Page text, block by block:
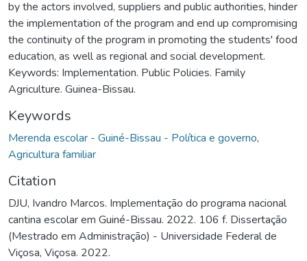
by the actors involved, suppliers and public authorities, hinder
the implementation of the program and end up compromising
the continuity of the program in promoting the students' food
education, as well as regional and social development.
Keywords: Implementation. Public Policies. Family
Agriculture. Guinea-Bissau.
Keywords
Merenda escolar - Guiné-Bissau - Política e governo,
Agricultura familiar
Citation
DJU, Ivandro Marcos. Implementação do programa nacional
cantina escolar em Guiné-Bissau. 2022. 106 f. Dissertação
(Mestrado em Administração) - Universidade Federal de
Viçosa, Viçosa. 2022.